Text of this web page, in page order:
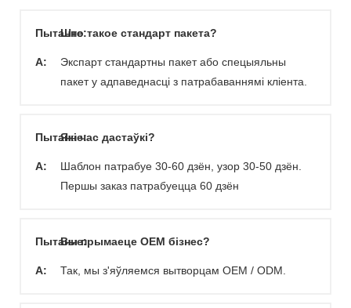
Пытанне:Што такое стандарт пакета?
A:
Экспарт стандартны пакет або спецыяльны
пакет у адпаведнасці з патрабаваннямі кліента.
Пытанне:Які час дастаўкі?
A:
Шаблон патрабуе 30-60 дзён, узор 30-50 дзён.
Першы заказ патрабуецца 60 дзён
Пытанне:Вы прымаеце OEM бізнес?
A: Так, мы з'яўляемся вытворцам OEM / ODM.